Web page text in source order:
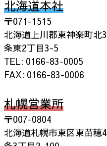
北海道本社
〒071-1515
北海道上川郡東神楽町北3
条東2丁目3-5
TEL: 0166-83-0005
FAX: 0166-83-0006
札幌営業所
〒007-0804
北海道札幌市東区東苗穂4